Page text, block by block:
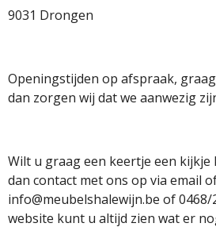
o
k
r
a
p
p
9031 Drongen
Openingstijden op afspraak,
dan zorgen wij dat we aanwezig
Wilt u graag een keertje een kijkje
dan contact met ons op via email
info@meubelshalewijn.be of 0468/
website kunt u altijd zien wat er